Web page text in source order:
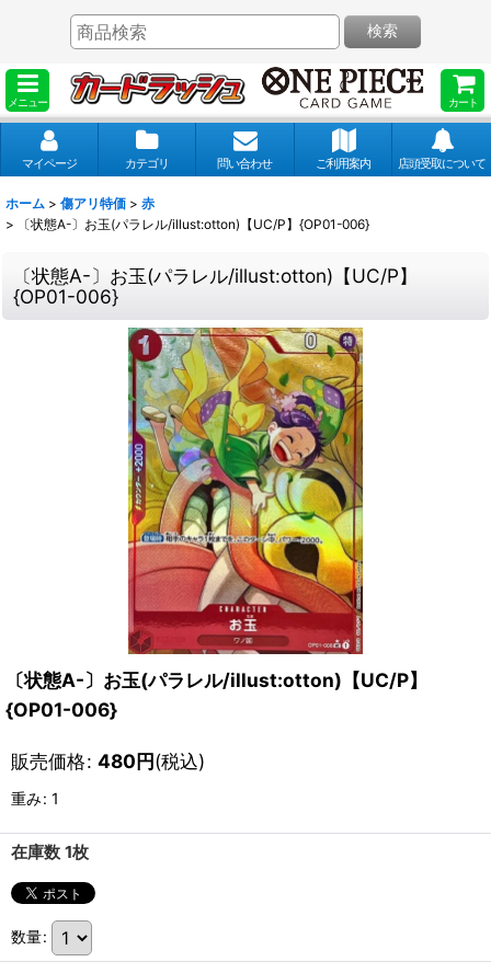
メニュー カート
検索
マイページ カテゴリ 問い合わせ ご利用案内 店頭受取について
ホーム > 傷アリ特価 > 赤
>
〔状態A-〕お玉(パラレル/illust:otton)【UC/P】{OP01-006}
〔状態A-〕お玉(パラレル/illust:otton)【UC/P】
{OP01-006}
〔状態A-〕お玉(パラレル/illust:otton)【UC/P】
{OP01-006}
販売価格: 480円(税込)
重み: 1
在庫数 1枚
数量: